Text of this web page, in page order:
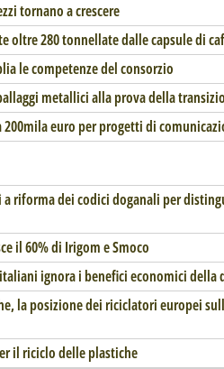
tornano a crescere
oltre 280 tonnellate dalle capsule di
le competenze del consorzio
metallici alla prova della
200mila euro per progetti di
a riforma dei codici doganali per
il 60% di Irigom e Smoco
ignora i benefici economici della
la posizione dei riciclatori europei
il riciclo delle plastiche